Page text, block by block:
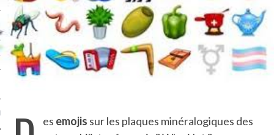
MONROZIER
ARCACHON
es emojis sur les plaques minéralogiques des